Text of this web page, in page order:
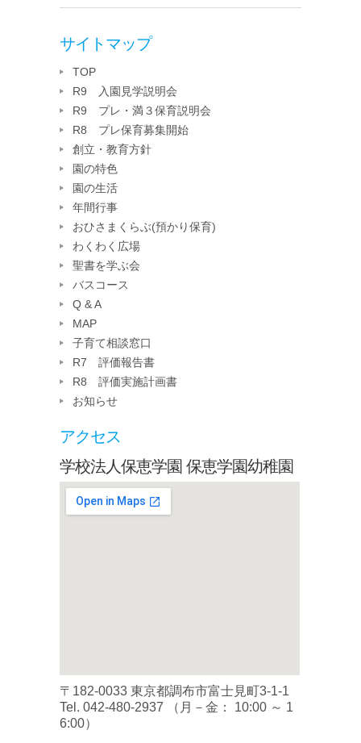
サイトマップ
TOP
R9 入園見学説明会
R9 プレ・満３保育説明会
R8 プレ保育募集開始
創立・教育方針
園の特色
園の生活
年間行事
おひさまくらぶ(預かり保育)
わくわく広場
聖書を学ぶ会
バスコース
Q & A
MAP
子育て相談窓口
R7 評価報告書
R8 評価実施計画書
お知らせ
アクセス
学校法人保恵学園 保恵学園幼稚園
〒182-0033 東京都調布市富士見町3-1-1
Tel. 042-480-2937 （月－金： 10:00 ～ 1
6:00）